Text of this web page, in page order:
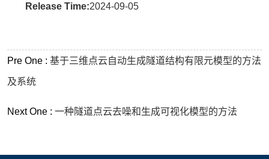
Release Time:2024-09-05
Pre One :基于三维点云自动生成隧道结构有限元模型的方法
及系统
Next One :一种隧道点云去噪和生成可视化模型的方法